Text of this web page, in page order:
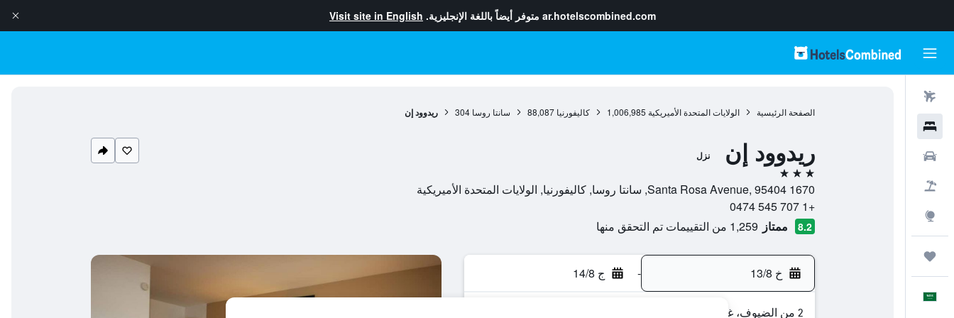
ar.hotelscombined.com متوفر أيضاً باللغة الإنجليزية. Visit site in English
الصفحة الرئيسية الولايات المتحدة الأميريكية 1,006,985 كاليفورنيا 88,087 سانتا روسا 304 ريدوود إن
ريدوود إن نزل
3 نجوم
1670 Santa Rosa Avenue, 95404, سانتا روسا, كاليفورنيا, الولايات المتحدة الأميريكية
+1 707 545 0474
8.2 ممتاز 1,259 من التقييمات تم التحقق منها
خ 13/8 - ج 14/8
2 من الضيوف، غرفة واحدة